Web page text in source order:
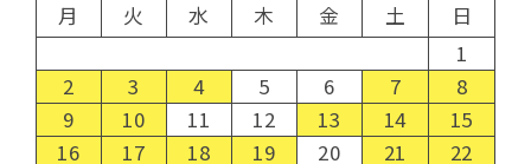
月
火 水 木 金 土
日
1
2
3 4 5 6 7
8
9
10 11 12 13 14
15
16
17 18 19 20 21
22